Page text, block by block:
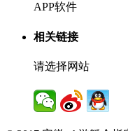
APP软件
相关链接
请选择网站